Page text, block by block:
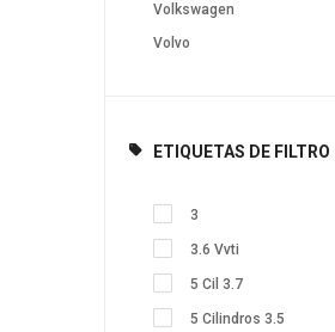
Volkswagen
Volvo
ETIQUETAS DE FILTRO
3
3.6 Vvti
5 Cil 3.7
5 Cilindros 3.5